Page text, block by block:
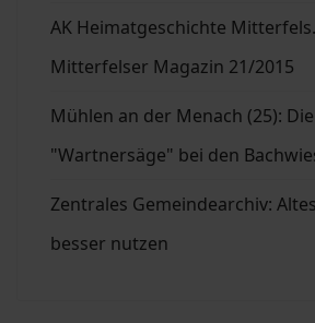
AK Heimatgeschichte
Mitterfelser Magazin 21/2015
Mühlen an der Menach (25): Die
"Wartnersäge" bei den
Zentrales Gemeindearchiv:
besser nutzen